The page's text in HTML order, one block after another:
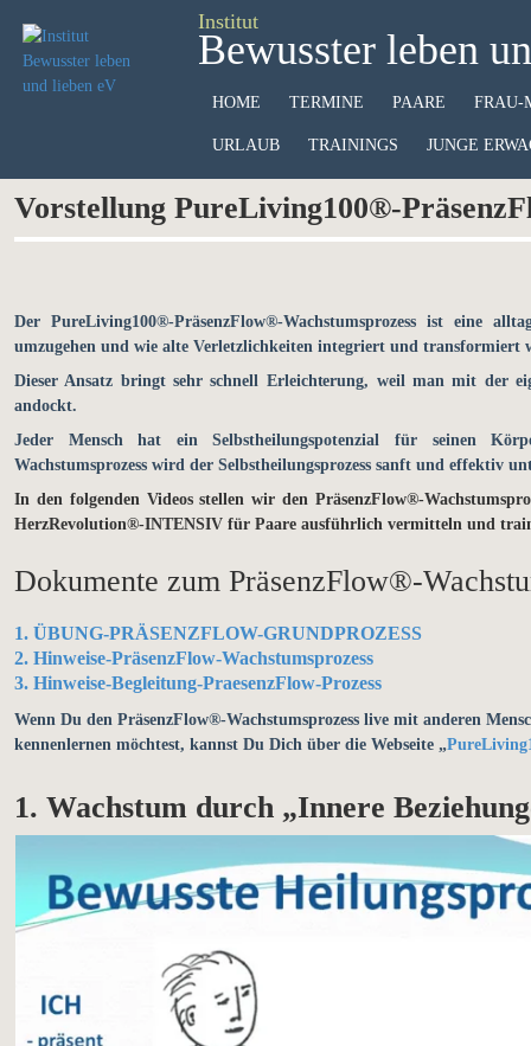
Institut
Bewusster leben
HOME TERMINE PAARE FRAU-
URLAUB TRAININGS JUNGE
Vorstellung PureLiving100®-
Der PureLiving100®-PräsenzFlow®-Wachstumsprozess ist eine
umzugehen und wie alte Verletzlichkeiten integriert und transformiert
Dieser Ansatz bringt sehr schnell Erleichterung, weil man mit der
andockt.
Jeder Mensch hat ein Selbstheilungspotenzial für seinen
Wachstumsprozess wird der Selbstheilungsprozess sanft und effektiv
In den folgenden Videos stellen wir den PräsenzFlow®-
HerzRevolution®-INTENSIV für Paare ausführlich vermitteln und
Dokumente zum PräsenzFlow®-
1. ÜBUNG-PRÄSENZFLOW-GRUNDPROZESS
2. Hinweise-PräsenzFlow-Wachstumsprozess
3. Hinweise-Begleitung-PraesenzFlow-Prozess
Wenn Du den PräsenzFlow®-Wachstumsprozess live mit anderen
kennenlernen möchtest, kannst Du Dich über die Webseite „
1. Wachstum durch „Innere